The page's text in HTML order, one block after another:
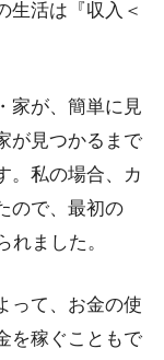
生活は『収入＜
家が、簡単に見
が見つかるまで
。私の場合、カ
ので、最初の
れました。
って、お金の使
を稼ぐこともで